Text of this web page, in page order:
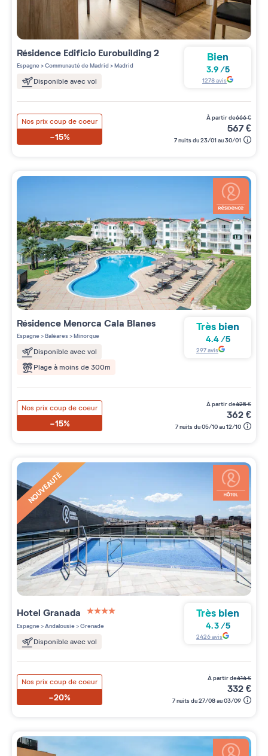
Résidence Edificio Eurobuilding 2
Espagne>Communauté de Madrid>Madrid
Disponible avec vol
Bien
3.9/5
1278avis
Nos prix coup de coeur
-15%
à partir de666€
567€
7 nuits du 23/01 au 30/01
Résidence Menorca Cala Blanes
Espagne>Baléares>Minorque
Disponible avec vol
Plage à moins de 300m
Très bien
4.4/5
297avis
Nos prix coup de coeur
-15%
à partir de425€
362€
7 nuits du 05/10 au 12/10
NOUVEAUTÉ
Hotel Granada
4 étoiles sur 5
Espagne>Andalousie>Grenade
Disponible avec vol
Très bien
4.3/5
2426avis
Nos prix coup de coeur
-20%
à partir de414€
332€
7 nuits du 27/08 au 03/09